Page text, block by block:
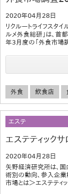
2020年04月28日
リクルートライフスタ
ルメ外食総研」は、首
年3月度の「外食市場
外食 飲食店
エステ
エステティック
2020年04月28日
矢野経済研究所は、国
術別の動向、参入企業
市場とは＞エステティ